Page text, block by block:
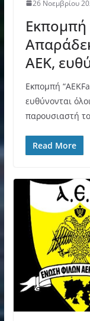
26 Νοεμβρίου
Εκπομπή
ΑΕΚ,
Εκπομπή
ευθύνονται
παρουσιαστή
Read More